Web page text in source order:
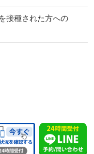
接種された方への